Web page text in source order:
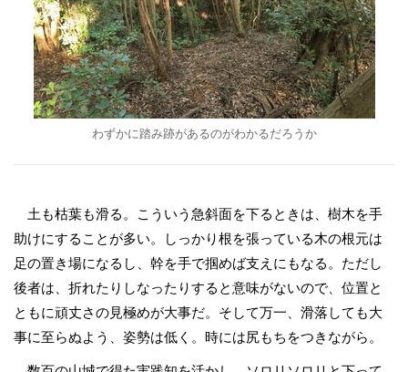
わずかに踏み跡があるのがわかるだろうか
土も枯葉も滑る。こういう急斜面を下るときは、樹木を手
助けにすることが多い。しっかり根を張っている木の根元は
足の置き場になるし、幹を手で掴めば支えにもなる。ただし
後者は、折れたりしなったりすると意味がないので、位置と
ともに頑丈さの見極めが大事だ。そして万一、滑落しても大
事に至らぬよう、姿勢は低く。時には尻もちをつきながら。